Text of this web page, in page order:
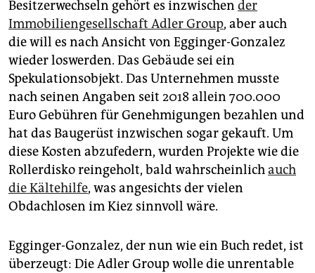
Besitzerwechseln gehört es inzwischen der
Immobiliengesellschaft Adler Group, aber auch
die will es nach Ansicht von Egginger-Gonzalez
wieder loswerden. Das Gebäude sei ein
Spekulationsobjekt. Das Unternehmen musste
nach seinen Angaben seit 2018 allein 700.000
Euro Gebühren für Genehmigungen bezahlen und
hat das Baugerüst inzwischen sogar gekauft. Um
diese Kosten abzufedern, wurden Projekte wie die
Rollerdisko reingeholt, bald wahrscheinlichauch
die Kältehilfe, was angesichts der vielen
Obdachlosen im Kiez sinnvoll wäre.
Egginger-Gonzalez, der nun wie ein Buch redet, ist
überzeugt: Die Adler Group wolle die unrentable